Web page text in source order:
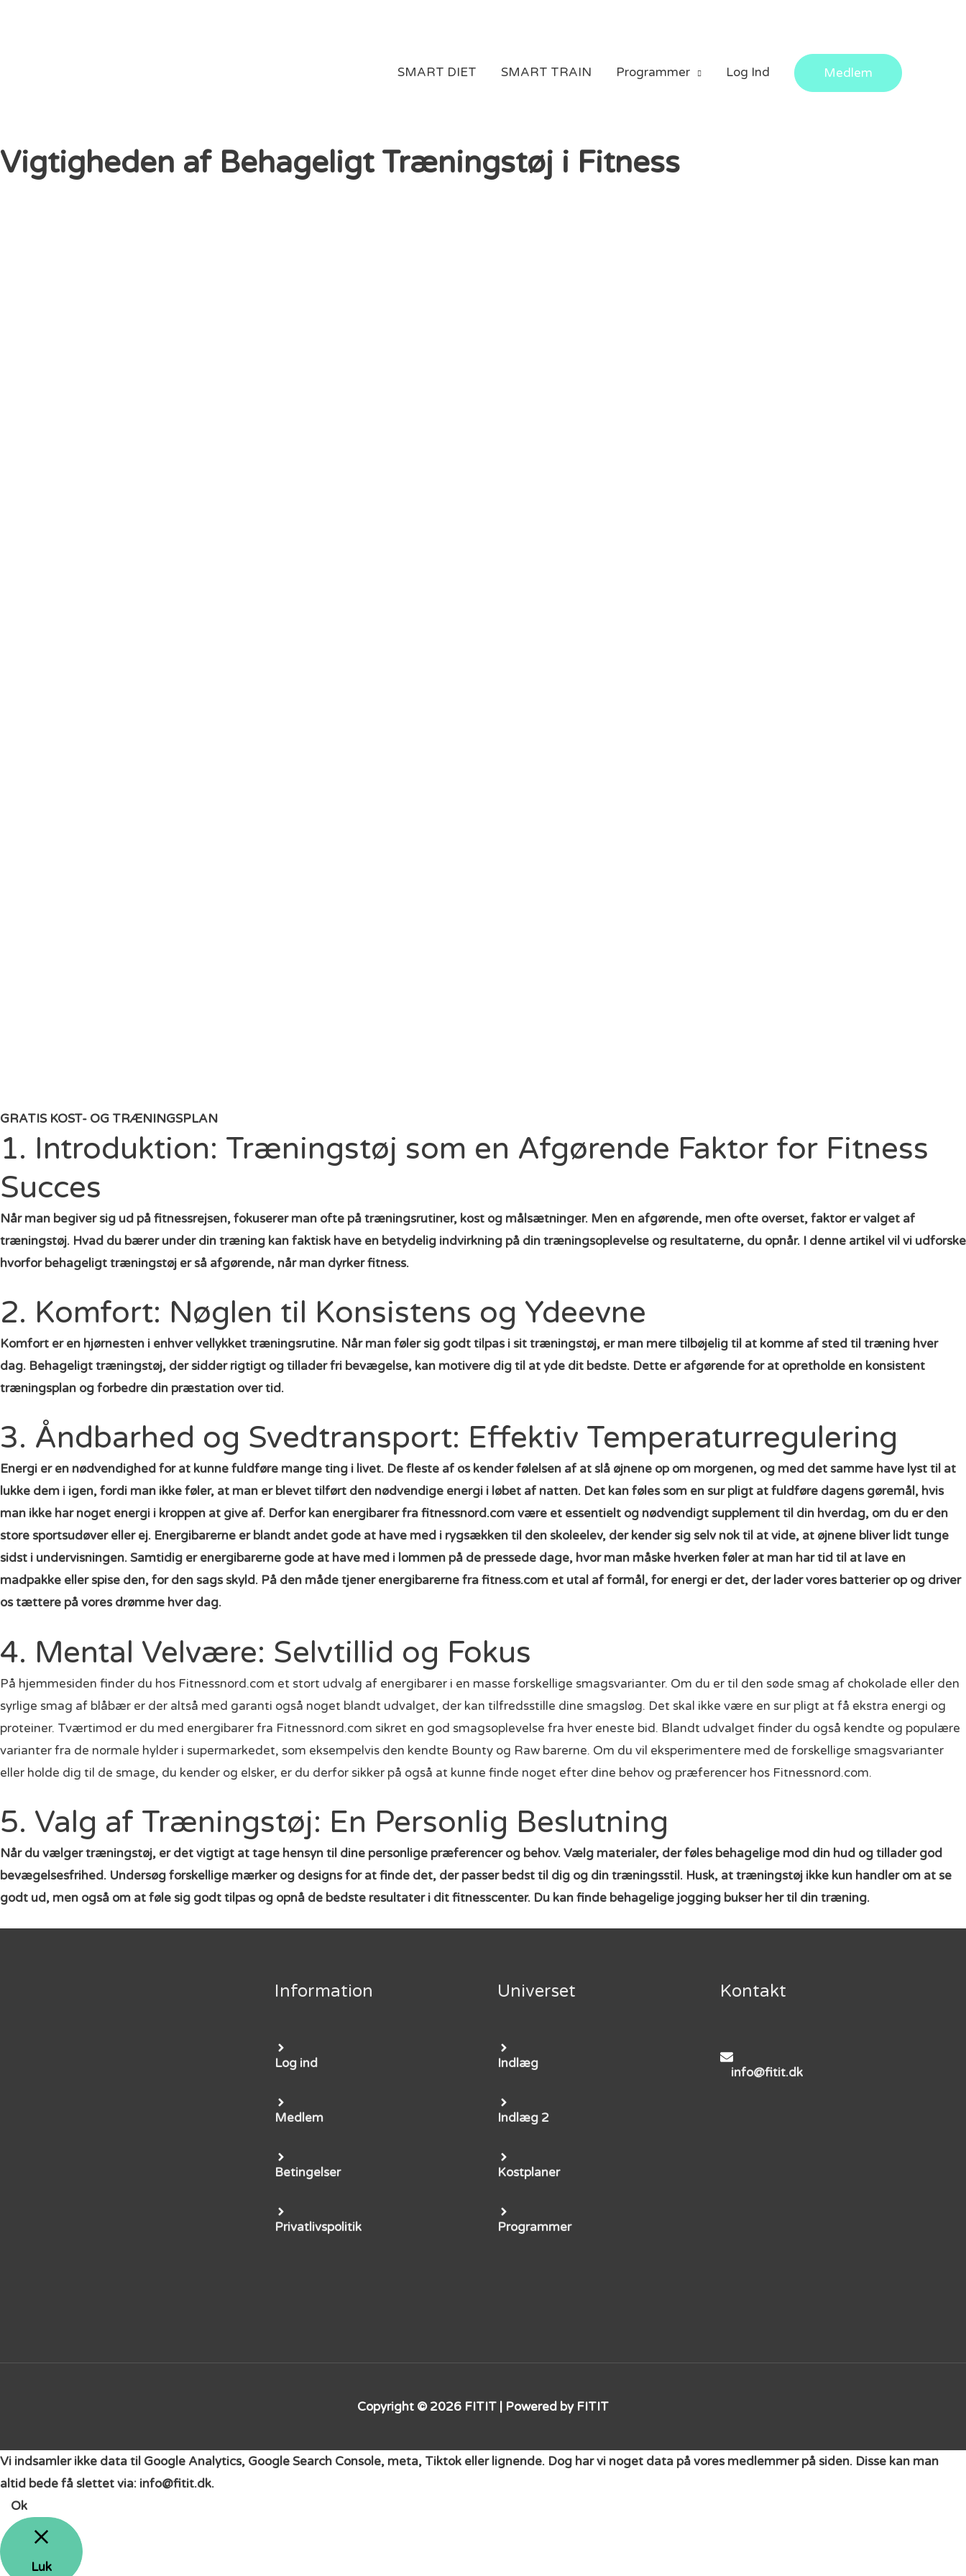
SMART DIET SMART TRAIN Programmer Log Ind Medlem
Vigtigheden af Behageligt Træningstøj i Fitness
GRATIS KOST- OG TRÆNINGSPLAN
1. Introduktion: Træningstøj som en Afgørende Faktor for Fitness
Succes
Når man begiver sig ud på fitnessrejsen, fokuserer man ofte på træningsrutiner, kost og målsætninger. Men en afgørende, men ofte overset, faktor er valget af
træningstøj. Hvad du bærer under din træning kan faktisk have en betydelig indvirkning på din træningsoplevelse og resultaterne, du opnår. I denne artikel vil vi udforske
hvorfor behageligt træningstøj er så afgørende, når man dyrker fitness.
2. Komfort: Nøglen til Konsistens og Ydeevne
Komfort er en hjørnesten i enhver vellykket træningsrutine. Når man føler sig godt tilpas i sit træningstøj, er man mere tilbøjelig til at komme af sted til træning hver
dag. Behageligt træningstøj, der sidder rigtigt og tillader fri bevægelse, kan motivere dig til at yde dit bedste. Dette er afgørende for at opretholde en konsistent
træningsplan og forbedre din præstation over tid.
3. Åndbarhed og Svedtransport: Effektiv Temperaturregulering
Energi er en nødvendighed for at kunne fuldføre mange ting i livet. De fleste af os kender følelsen af at slå øjnene op om morgenen, og med det samme have lyst til at
lukke dem i igen, fordi man ikke føler, at man er blevet tilført den nødvendige energi i løbet af natten. Det kan føles som en sur pligt at fuldføre dagens gøremål, hvis
man ikke har noget energi i kroppen at give af. Derfor kan energibarer fra fitnessnord.com være et essentielt og nødvendigt supplement til din hverdag, om du er den
store sportsudøver eller ej. Energibarerne er blandt andet gode at have med i rygsækken til den skoleelev, der kender sig selv nok til at vide, at øjnene bliver lidt tunge
sidst i undervisningen. Samtidig er energibarerne gode at have med i lommen på de pressede dage, hvor man måske hverken føler at man har tid til at lave en
madpakke eller spise den, for den sags skyld. På den måde tjener energibarerne fra fitness.com et utal af formål, for energi er det, der lader vores batterier op og driver
os tættere på vores drømme hver dag.
4. Mental Velvære: Selvtillid og Fokus
På hjemmesiden finder du hos Fitnessnord.com et stort udvalg af energibarer i en masse forskellige smagsvarianter. Om du er til den søde smag af chokolade eller den
syrlige smag af blåbær er der altså med garanti også noget blandt udvalget, der kan tilfredsstille dine smagsløg. Det skal ikke være en sur pligt at få ekstra energi og
proteiner. Tværtimod er du med energibarer fra Fitnessnord.com sikret en god smagsoplevelse fra hver eneste bid. Blandt udvalget finder du også kendte og populære
varianter fra de normale hylder i supermarkedet, som eksempelvis den kendte Bounty og Raw barerne. Om du vil eksperimentere med de forskellige smagsvarianter
eller holde dig til de smage, du kender og elsker, er du derfor sikker på også at kunne finde noget efter dine behov og præferencer hos Fitnessnord.com.
5. Valg af Træningstøj: En Personlig Beslutning
Når du vælger træningstøj, er det vigtigt at tage hensyn til dine personlige præferencer og behov. Vælg materialer, der føles behagelige mod din hud og tillader god
bevægelsesfrihed. Undersøg forskellige mærker og designs for at finde det, der passer bedst til dig og din træningsstil. Husk, at træningstøj ikke kun handler om at se
godt ud, men også om at føle sig godt tilpas og opnå de bedste resultater i dit fitnesscenter. Du kan finde behagelige jogging bukserher til din træning.
Information
Log ind
Medlem
Betingelser
Privatlivspolitik
Universet
Indlæg
Indlæg 2
Kostplaner
Programmer
Kontakt
info@fitit.dk
Copyright © 2026 FITIT | Powered by FITIT
Vi indsamler ikke data til Google Analytics, Google Search Console, meta, Tiktok eller lignende. Dog har vi noget data på vores medlemmer på siden. Disse kan man
altid bede få slettet via: info@fitit.dk.
Ok
Luk